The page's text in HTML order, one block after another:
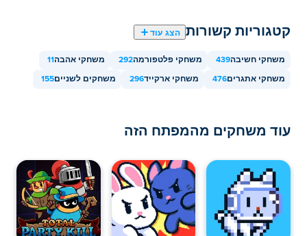
קטגוריות קשורות הצג עוד
משחקי חשיבה439 משחקי פלטפורמה292 משחקי אהבה11
משחקי אתגרים476 משחקי ארקייד296 משחקים לשניים155
עוד משחקים מהמפתח הזה